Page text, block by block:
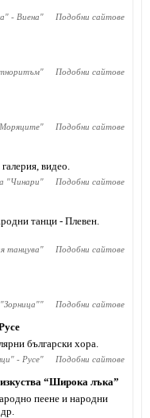
- Виена" Подобни сайтове
" Подобни сайтове
Моряците" Подобни сайтове
видео.
"Чинари" Подобни сайтове
танци - Плевен.
танцува" Подобни сайтове
" Подобни сайтове
български хора.
- Русе" Подобни сайтове
“Широка лъка”
пеене и народни